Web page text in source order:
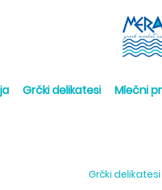
Grčki delikatesi Mlečni
Grčki delikatesi